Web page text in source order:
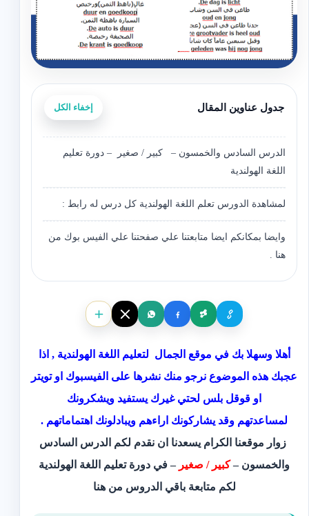
جدول عناوين المقال إخفاء الكل
الدرس السادس والخمسون – ‫‫ ‫‫‫ ‫كبير / صغير – ‫‫دورة تعليم
اللغة الهولندية
لمشاهدة الدورس تعلم اللغة الهولندية كل درس له رابط :
وايضا بمكانكم ايضا متابعتنا علي صفحتنا علي الفيس بوك من
هنا .
أهلا وسهلا بك في موقع الجمال لتعليم اللغة الهولندية , اذا
عجبك هذه الموضوع نرجو منك نشرها على الفيسبوك او تويتر
او قوقل بلس لحتي غيرك يستفيد ويشكرونك
لمساعدتهم وقد يشاركونك اراءهم ويبادلونك اهتماماتهم .
زوار موقعنا الكرام يسعدنا ان نقدم لكم الدرس السادس
والخمسون –‫كبير / صغير– في دورة تعليم اللغة الهولندية
لكم متابعة باقي الدروس من هنا